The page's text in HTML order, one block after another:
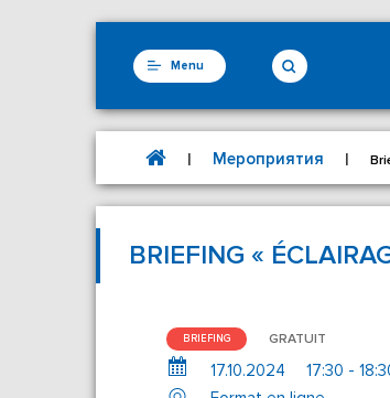
Menu
| Мероприятия |
BRIEFING «
BRIEFING GRATUIT
17.10.2024
17:30 -